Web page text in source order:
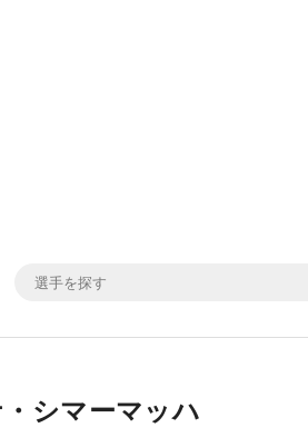
シマーマッハ